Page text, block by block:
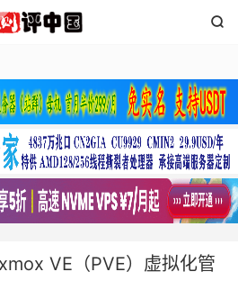

VE（PVE）虚拟化管